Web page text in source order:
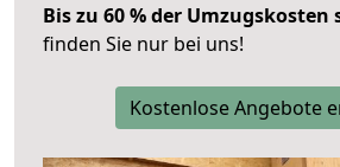
Bis zu 60 % der Umzugskosten
finden Sie nur bei uns!
Kostenlose Angebote